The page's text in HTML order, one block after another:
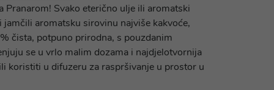
Svako eterično ulje ili aromatski
aromatsku sirovinu najviše kakvoće,
čista, potpuno prirodna, s pouzdanim
se u vrlo malim dozama i najdjelotvornija
koristiti u difuzeru za raspršivanje u prostor u